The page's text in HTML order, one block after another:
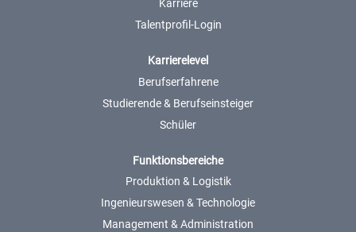
Karriere
Talentprofil-Login
Karrierelevel
Berufserfahrene
Studierende & Berufseinsteiger
Schüler
Funktionsbereiche
Produktion & Logistik
Ingenieurswesen & Technologie
Management & Administration